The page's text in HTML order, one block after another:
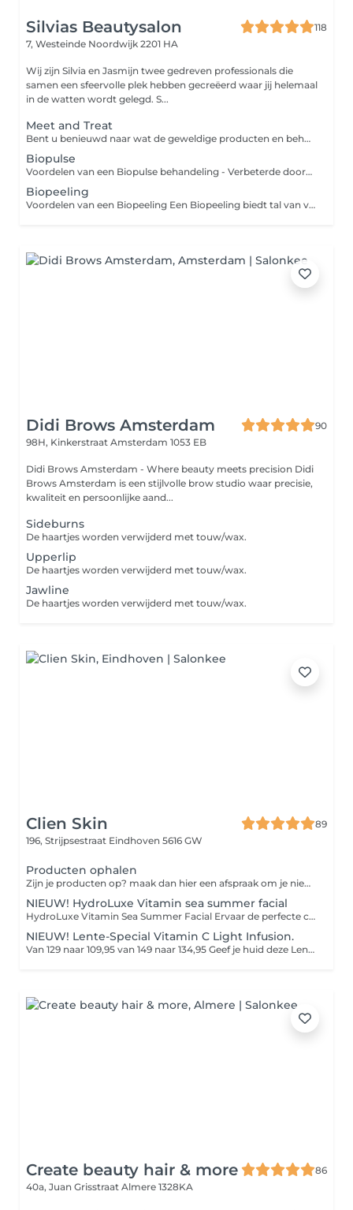
Silvias Beautysalon
118
7, Westeinde Noordwijk 2201 HA
Wij zijn Silvia en Jasmijn twee gedreven professionals die
samen een sfeervolle plek hebben gecreëerd waar jij helemaal
in de watten wordt gelegd. S...
Meet and Treat
Bent u benieuwd naar wat de geweldige producten en behandelingen van Absolution voor uw huid kunnen betekenen? De nieuwe meet and treat behandeling is speciaal ontwikkeld voor iedereen die aan de slag wilt met huidverbetering. U krijgt inzicht over uw huid, ervaart de hoogwaardige producten van Absolution en gaat naar huis met een persoonlijk plan én een proefkit voor een maand t.w.v. €55.
Biopulse
Voordelen van een Biopulse behandeling - Verbeterde doorbloeding: Stimuleert de circulatie, waardoor de huid beter wordt voorzien van zuurstof en voedingsstoffen. - Betere opname van werkstoffen: Actieve ingrediënten dringen dieper door in de huid voor optimaal resultaat. - Verhoogde collageen- en elastineproductie: Helpt de huid steviger en elastischer te maken. - Vermindering van fijne lijntjes: Verstevigt de huid en vermindert tekenen van veroudering. - Diepe hydratatie: Verhoogt het vochtgehalte van de huid voor een frisse uitstraling. - Huidvernieuwing: Stimuleert celregeneratie, wat zorgt voor een gezondere, stralendere huid. - Ontspanning: Heeft een kalmerend effect en vermindert stress.
Biopeeling
Voordelen van een Biopeeling Een Biopeeling biedt tal van voordelen voor je huid! Deze natuurlijke peeling stimuleert de celvernieuwing, waardoor je huid er frisser en stralender uitziet. Het helpt bij het verminderen van fijne lijntjes, het egaliseren van de teint en het verminderen van onzuiverheden en acne. Daarnaast verbetert het de huidtextuur en maakt het de huid zachter en gladder. Een Biopeeling is een veilige en effectieve manier om je huid te verjongen en te verfrissen, zonder ingrepen. Perfect voor een gezonde, jeugdige uitstraling!
Didi Brows Amsterdam
90
98H, Kinkerstraat Amsterdam 1053 EB
Didi Brows Amsterdam - Where beauty meets precision Didi
Brows Amsterdam is een stijlvolle brow studio waar precisie,
kwaliteit en persoonlijke aand...
Sideburns
De haartjes worden verwijderd met touw/wax.
Upperlip
De haartjes worden verwijderd met touw/wax.
Jawline
De haartjes worden verwijderd met touw/wax.
Clien Skin
89
196, Strijpsestraat Eindhoven 5616 GW
Producten ophalen
Zijn je producten op? maak dan hier een afspraak om je nieuwe producten weer op te komen halen.
NIEUW! HydroLuxe Vitamin sea summer facial
HydroLuxe Vitamin Sea Summer Facial Ervaar de perfecte combinatie van luxe, ontspanning en huidverbetering. De HydroLuxe Vitamin Sea Summer Facial is speciaal ontwikkeld om je huid tijdens de zomer intens te hydrateren, te beschermen en een prachtige, gezonde glow te geven. Met krachtige vitamine C, zuurstof, antioxidanten en verkoelende cryoglobes wordt de huid gevoed, gekalmeerd en gestimuleerd om collageen aan te maken. De behandeling laat je huid direct frisser, egaler en zichtbaar stralender achter. Na de behandeling geniet je van: Een frisse, gezonde glow Intense hydratatie Kalmering en herstel van de huid Bescherming tegen zomerse invloeden Een ontspannen én zichtbaar stralende huid
NIEUW! Lente-Special Vitamin C Light Infusion.
Van 129 naar 109,95 van 149 naar 134,95 Geef je huid deze Lente een stralende boost. Tijdens de Special HydroPeptide Vitamin C Light Infusion facial geniet je van diepe ontspanning, warme compressen, Cryotreatment en een zorgvuldig opgebouwde glow-behandeling met verhelderende enzymen, vitamine C en zuurstofwerkstoffen. Het collageenlicht van de Beauty Angel ELT laat je huid zichtbaar oplichten, voller ogen en direct glanzen met een gezonde zomerse Glow De behandeling wordt afgesloten met rijke verzorging, oogcrème, lipverzorging en een aangepaste dag- of nachtcrème. Perfect voor wie deze zomer wil stralen, comfort zoekt én intensieve huidverbetering wil combineren met pure ontspanning.
Create beauty hair & more
86
40a, Juan Grisstraat Almere 1328KA